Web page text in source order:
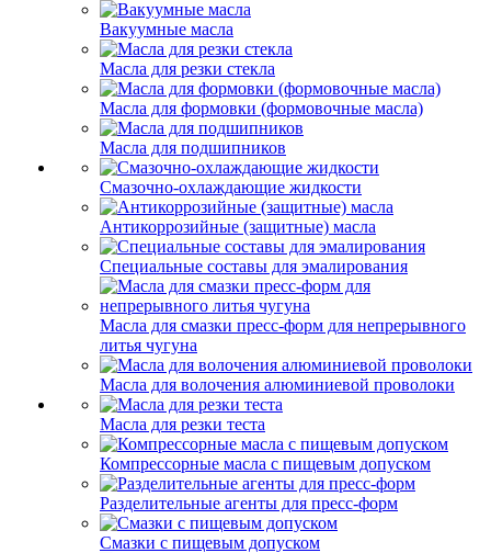
Вакуумные масла
Масла для резки стекла
Масла для формовки (формовочные масла)
Масла для подшипников
Смазочно-охлаждающие жидкости
Антикоррозийные (защитные) масла
Специальные составы для эмалирования
Масла для смазки пресс-форм для непрерывного
литья чугуна
Масла для волочения алюминиевой проволоки
Масла для резки теста
Компрессорные масла с пищевым допуском
Разделительные агенты для пресс-форм
Смазки с пищевым допуском